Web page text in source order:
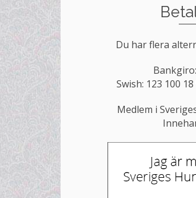
Du har flera
Swish: 123 100
Medlem i